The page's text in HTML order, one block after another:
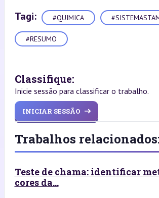
Tagi: #QUIMICA
#RESUMO
Classifique:
Inicie sessão para classificar o trabalho.
INICIAR SESSÃO
Trabalhos
Teste de chama: identificar
cores da...